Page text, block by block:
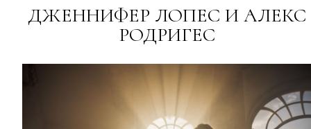
ДЖЕННИФЕР ЛОПЕС И АЛЕКС
РОДРИГЕС